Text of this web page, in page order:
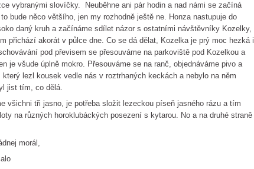
vybranými slovíčky. Neuběhne ani pár hodin a nad námi se začíná
bude něco většího, jen my rozhodně ještě ne. Honza nastupuje do
daný kruh a začínáme sdílet názor s ostatními návštěvníky Kozelky,
přichází akorát v půlce dne. Co se dá dělat, Kozelka je prý moc hezká i
pod převisem se přesouváme na parkoviště pod Kozelkou a
je všude úplně mokro. Přesouváme se na ranč, objednáváme pivo a
lezl kousek vedle nás v roztrhaných keckách a nebylo na něm
jist tím, co dělá.
všichni tři jasno, je potřeba složit lezeckou píseň jasného rázu a tím
na různých horoklubáckých posezení s kytarou. No a na druhé straně
morál,